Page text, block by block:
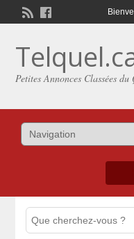
Petites Annonces Classées du